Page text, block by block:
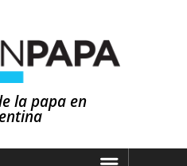
la papa en